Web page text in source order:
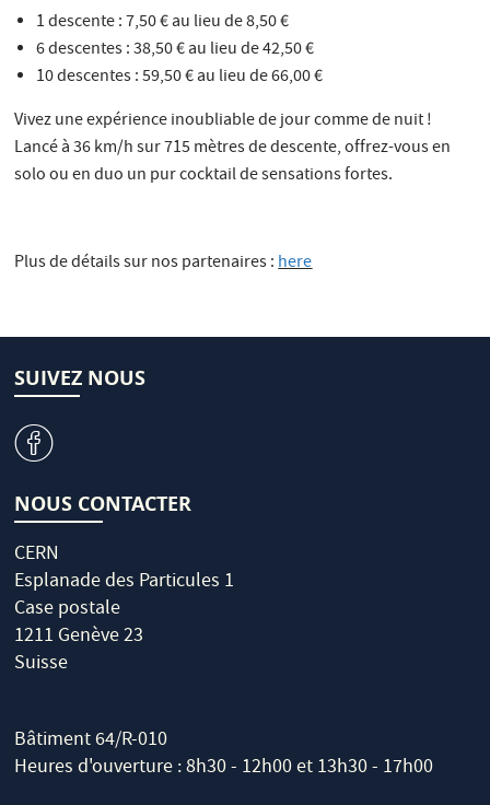
1 descente : 7,50 € au lieu de 8,50 €
6 descentes : 38,50 € au lieu de 42,50 €
10 descentes : 59,50 € au lieu de 66,00 €
Vivez une expérience inoubliable de jour comme de nuit !
Lancé à 36 km/h sur 715 mètres de descente, offrez-vous en
solo ou en duo un pur cocktail de sensations fortes.
Plus de détails sur nos partenaires :here
SUIVEZ NOUS
v
NOUS CONTACTER
CERN
Esplanade des Particules 1
Case postale
1211 Genève 23
Suisse
Bâtiment 64/R-010
Heures d'ouverture : 8h30 - 12h00 et 13h30 - 17h00